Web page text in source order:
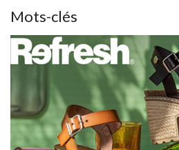
Mots-clés